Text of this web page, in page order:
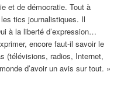
et de démocratie. Tout à
tics journalistiques. Il
à la liberté d’expression…
encore faut-il savoir le
(télévisions, radios, Internet,
d’avoir un avis sur tout. »